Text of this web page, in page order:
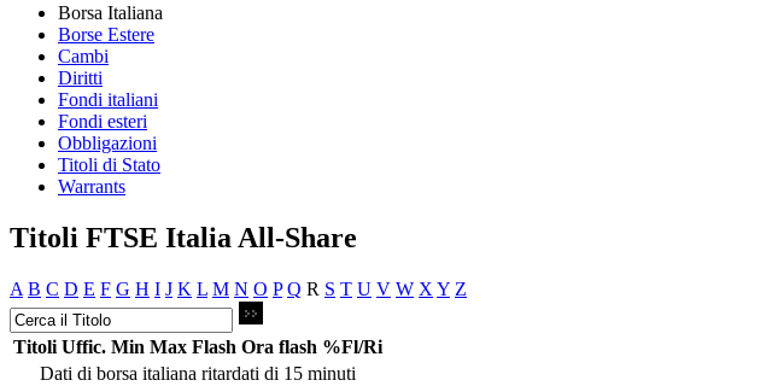
Borsa Italiana
Borse Estere
Cambi
Diritti
Fondi italiani
Fondi esteri
Obbligazioni
Titoli di Stato
Warrants
Titoli FTSE Italia All-Share
A B C D E F G H I J K L M N O P Q R S T U V W X Y Z
Titoli Uffic. Min Max Flash Ora flash %Fl/Ri
Dati di borsa italiana ritardati di 15 minuti